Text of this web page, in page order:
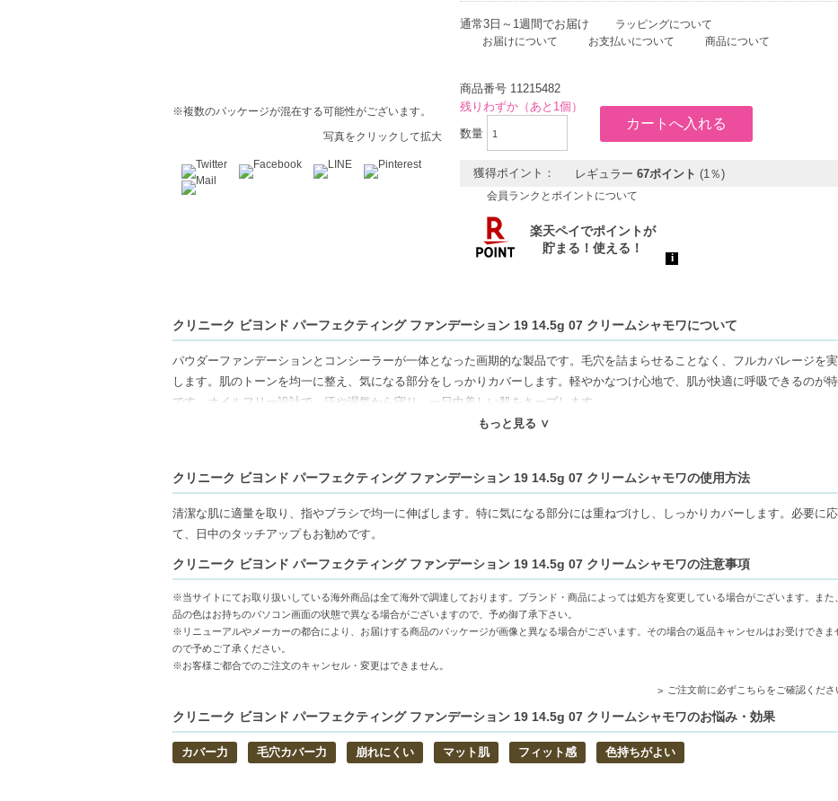
※複数のパッケージが混在する可能性がございます。
写真をクリックして拡大
通常3日～1週間でお届け
ラッピングについて
お届けについて
お支払いについて 商品について
商品番号 11215482
残りわずか（あと1個）
数量
獲得ポイント： レギュラー 67ポイント (1％)
会員ランクとポイントについて
クリニーク ビヨンド パーフェクティング ファンデーション 19 14.5g 07 クリームシャモワについて
パウダーファンデーションとコンシーラーが一体となった画期的な製品です。毛穴を詰まらせることなく、フルカバレージを
します。肌のトーンを均一に整え、気になる部分をしっかりカバーします。軽やかなつけ心地で、肌が快適に呼吸できるのが
です。オイルフリー設計で、汗や湿気から守り、一日中美しい肌をキープします。
コンビニ後払いには、決済代行会社による審査がございます。予めご了承ください。
◇こちらの商品は、ヤマト運輸、佐川急便もしくは日本郵便で発送をさせて頂きます。配送便のご指定はできません。
◇お届け日・お時間帯指定は承っておりません。
◇上記注意書き記載がある商品の合計金額が16666円以上の場合、別途手数料が発生する場合があります。予めご了承ください。
明細書は分割してそれぞれの荷物に同梱されますが手数料等の変更はございませんのでご安心ください。
◇この商品はラッピングができません。
【商品の特徴】
軽やかなつけ心地-毛穴や色ムラを忘れさせる、ストレスフリーな使用感を実現。
長時間持続-12時間経っても、キレイを保つ頼もしいパートナーです。
もっと見る ∨
クリニーク ビヨンド パーフェクティング ファンデーション 19 14.5g 07 クリームシャモワの使用方法
清潔な肌に適量を取り、指やブラシで均一に伸ばします。特に気になる部分には重ねづけし、しっかりカバーします。必要に
て、日中のタッチアップもお勧めです。
クリニーク ビヨンド パーフェクティング ファンデーション 19 14.5g 07 クリームシャモワの注意事項
※当サイトにてお取り扱いしている海外商品は全て海外で調達しております。ブランド・商品によっては処方を変更している場合がございます。また
品の色はお持ちのパソコン画面の状態で異なる場合がございますので、予め御了承下さい。
※リニューアルやメーカーの都合により、お届けする商品のパッケージが画像と異なる場合がございます。その場合の返品キャンセルはお受けできま
ので予めご了承ください。
※お客様ご都合でのご注文のキャンセル・変更はできません。
ご注文前に必ずこちらをご確認くださ
クリニーク ビヨンド パーフェクティング ファンデーション 19 14.5g 07 クリームシャモワのお悩み・効果
カバー力 毛穴カバー力 崩れにくい マット肌 フィット感 色持ちがよい